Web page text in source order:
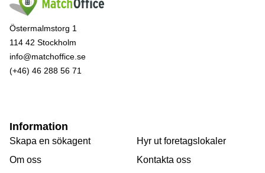
Östermalmstorg 1
114 42 Stockholm
info@matchoffice.se
(+46) 46 288 56 71
Information
Skapa en sökagent
Om oss
Hyr ut foretagslokaler
Kontakta oss